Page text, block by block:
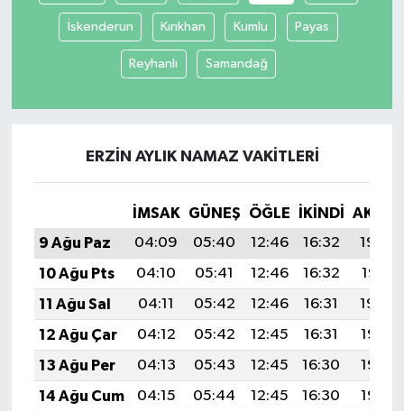
İskenderun Kırıkhan Kumlu Payas
Reyhanlı Samandağ
ERZIN AYLIK NAMAZ VAKITLERI
İMSAK GÜNEŞ ÖĞLE İKINDI
9 Ağu Paz
04:09 05:40 12:46 16:32
19:42
10 Ağu Pts
04:10 05:41 12:46 16:32
19:41
11 Ağu Sal
04:11 05:42 12:46 16:31
19:40
12 Ağu Çar
04:12 05:42 12:45 16:31
19:38
13 Ağu Per
04:13 05:43 12:45 16:30
19:37
14 Ağu Cum
04:15 05:44 12:45 16:30
19:36